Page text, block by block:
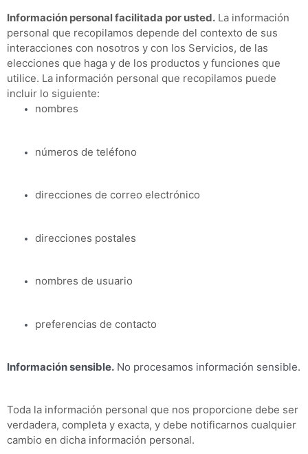
Información personal facilitada por usted. La información
personal que recopilamos depende del contexto de sus
interacciones con nosotros y con los Servicios, de las
elecciones que haga y de los productos y funciones que
utilice. La información personal que recopilamos puede
incluir lo siguiente:
nombres
números de teléfono
direcciones de correo electrónico
direcciones postales
nombres de usuario
preferencias de contacto
Información sensible. No procesamos información sensible.
Toda la información personal que nos proporcione debe ser
verdadera, completa y exacta, y debe notificarnos cualquier
cambio en dicha información personal.